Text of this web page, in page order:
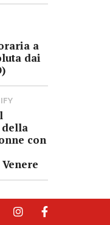
a
dai
con